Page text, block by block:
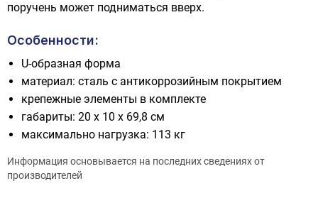
поручень может подниматься вверх.
Особенности:
U-образная форма
материал: сталь с антикоррозийным покрытием
крепежные элементы в комплекте
габариты: 20 х 10 х 69,8 см
максимально нагрузка: 113 кг
Информация основывается на последних сведениях от
производителей